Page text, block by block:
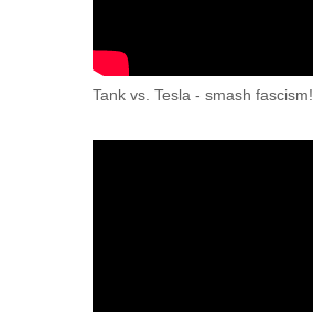
Tank vs. Tesla - smash fascism!